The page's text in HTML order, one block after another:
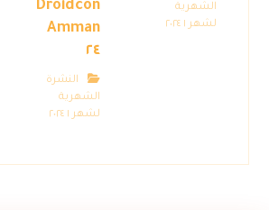
الشهرية
لشهر ١ ٢٠٢٤
Droidcon
Amman
٢٤
النشرة
الشهرية
لشهر ١ ٢٠٢٤